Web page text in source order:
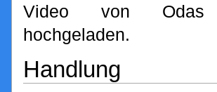
Video von Odas
hochgeladen.
Handlung